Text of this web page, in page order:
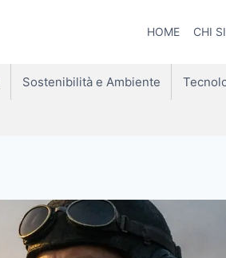
HOME CHI
Sostenibilità e Ambiente